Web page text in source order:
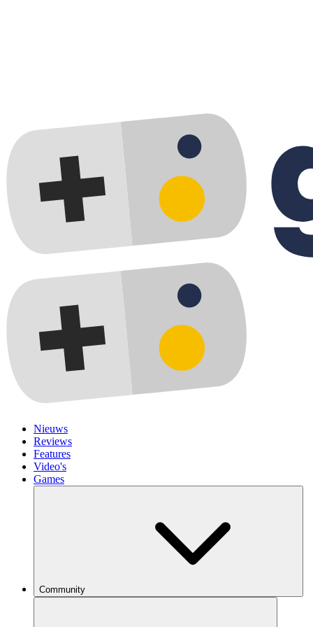
Nieuws
Reviews
Features
Video's
Games
Community